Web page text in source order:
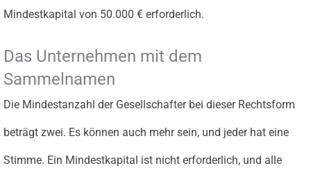
Mindestkapital von 50.000 € erforderlich.
Das Unternehmen mit dem
Sammelnamen
Die Mindestanzahl der Gesellschafter bei dieser Rechtsform
beträgt zwei. Es können auch mehr sein, und jeder hat eine
Stimme. Ein Mindestkapital ist nicht erforderlich, und alle